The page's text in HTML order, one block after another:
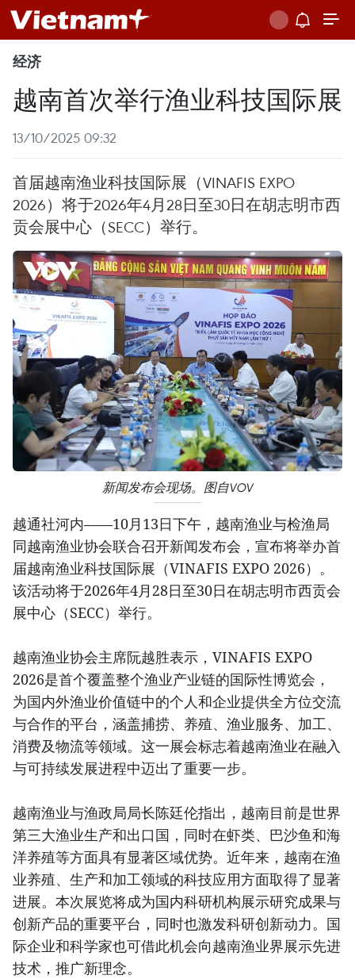
经济
越南首次举行渔业科技国际展
13/10/2025 09:32
首届越南渔业科技国际展（VINAFIS EXPO
2026）将于2026年4月28日至30日在胡志明市西
贡会展中心（SECC）举行。
新闻发布会现场。图自VOV
越通社河内——10月13日下午，越南渔业与检渔局
同越南渔业协会联合召开新闻发布会，宣布将举办首
届越南渔业科技国际展（VINAFIS EXPO 2026）。
该活动将于2026年4月28日至30日在胡志明市西贡会
展中心（SECC）举行。
越南渔业协会主席阮越胜表示，VINAFIS EXPO
2026是首个覆盖整个渔业产业链的国际性博览会，
为国内外渔业价值链中的个人和企业提供全方位交流
与合作的平台，涵盖捕捞、养殖、渔业服务、加工、
消费及物流等领域。这一展会标志着越南渔业在融入
与可持续发展进程中迈出了重要一步。
越南渔业与渔政局局长陈廷伦指出，越南目前是世界
第三大渔业生产和出口国，同时在虾类、巴沙鱼和海
洋养殖等方面具有显著区域优势。近年来，越南在渔
业养殖、生产和加工领域的科技应用方面取得了显著
进展。本次展览将成为国内科研机构展示研究成果与
创新产品的重要平台，同时也激发科研创新动力。国
际企业和科学家也可借此机会向越南渔业界展示先进
技术，推广新理念。